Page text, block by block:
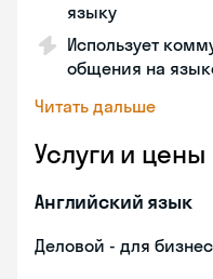
языку
Использует
общения на
Читать дальше
Услуги и цены
Английский язык
Деловой - для